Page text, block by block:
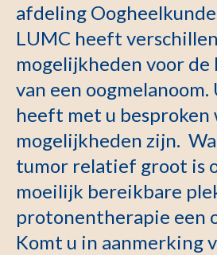
afdeling
LUMC heeft
mogelijkheden voor
van een oogmelanoom.
heeft met u besproken
mogelijkheden zijn.
tumor relatief groot is
moeilijk bereikbare
protonentherapie een
Komt u in aanmerking